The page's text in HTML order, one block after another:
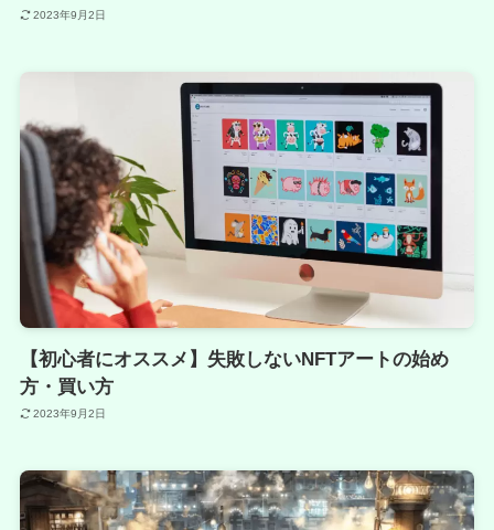
2023年9月2日
【初心者にオススメ】失敗しないNFTアートの始め
方・買い方
2023年9月2日